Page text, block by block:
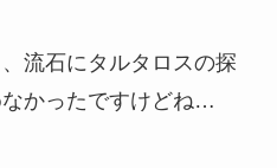
流石にタルタロスの探
かったですけどね…